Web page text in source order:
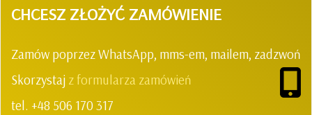
CHCESZ ZŁOŻYĆ ZAMÓWIENIE
Zamów poprzez WhatsApp, mms-em, mailem, zadzwoń
Skorzystaj z formularza zamówień
tel. +48 506 170 317